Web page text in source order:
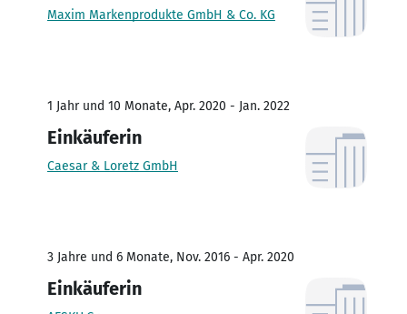
Maxim Markenprodukte GmbH & Co. KG
1 Jahr und 10 Monate, Apr. 2020 - Jan. 2022
Einkäuferin
Caesar & Loretz GmbH
3 Jahre und 6 Monate, Nov. 2016 - Apr. 2020
Einkäuferin